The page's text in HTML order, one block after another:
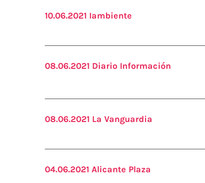
10.06.2021 Iambiente
08.06.2021 Diario Información
08.06.2021 La Vanguardia
04.06.2021 Alicante Plaza